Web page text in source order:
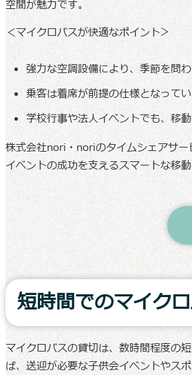
空間が魅力です。
＜マイクロバスが快適なポイント＞
強力な空調設備により、季節を問
乗客は着席が前提の仕様となって
学校行事や法人イベントでも、移
株式会社nori・noriのタイムシェアサ
イベントの成功を支えるスマートな移
短時間でのマイク
マイクロバスの貸切は、数時間程度の
ば、送迎が必要な子供会イベントやス